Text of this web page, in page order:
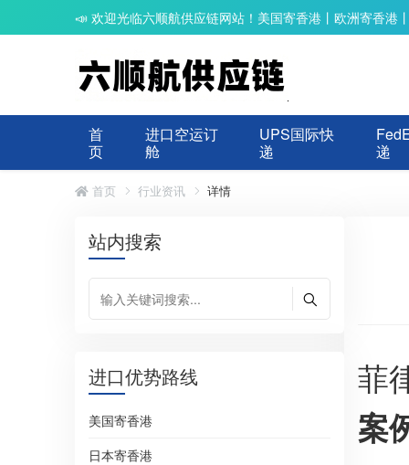
📣 欢迎光临六顺航供应链网站！美国寄香港丨欧洲寄香港
首
页
进口空运订
舱
UPS国际快
递
递
首页 行业资讯 详情
站内搜索
进口优势路线
美国寄香港
日本寄香港
菲
案